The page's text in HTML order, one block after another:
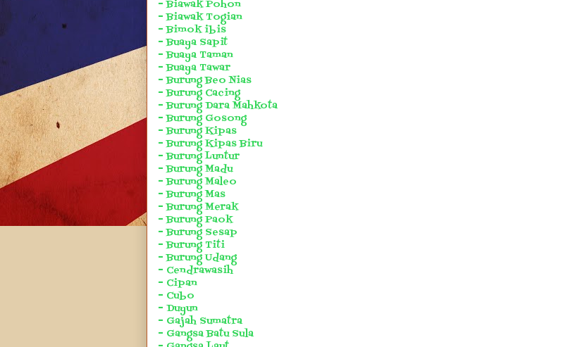
- Biawak Pohon
- Biawak Togian
- Bimok ibis
- Buaya Sapit
- Buaya Taman
- Buaya Tawar
- Burung Beo Nias
- Burung Cacing
- Burung Dara Mahkota
- Burung Gosong
- Burung Kipas
- Burung Kipas Biru
- Burung Luntur
- Burung Madu
- Burung Maleo
- Burung Mas
- Burung Merak
- Burung Paok
- Burung Sesap
- Burung Titi
- Burung Udang
- Cendrawasih
- Cipan
- Cubo
- Duyun
- Gajah Sumatra
- Gangsa Batu Sula